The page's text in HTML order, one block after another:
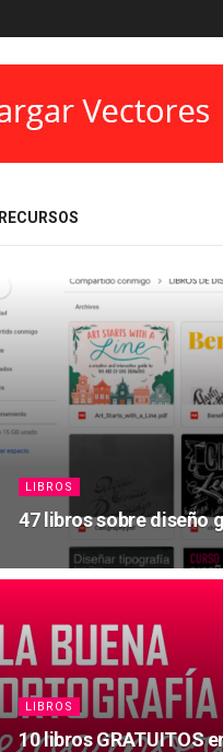
RECURSOS
LIBROS
47 libros sobre diseño
LIBROS
10 libros GRATUITOS